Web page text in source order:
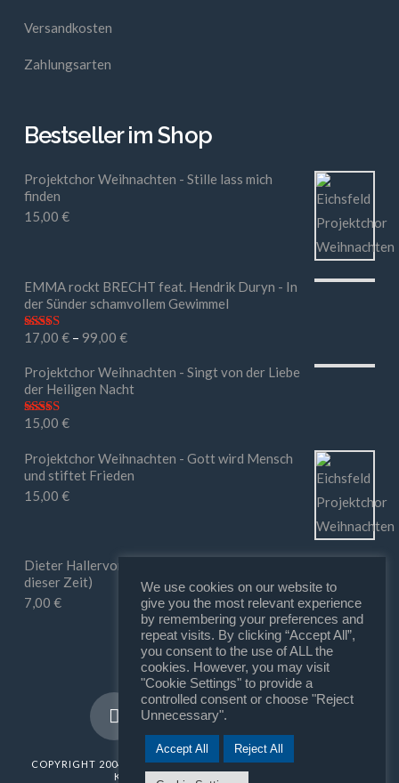
Versandkosten
Zahlungsarten
Bestseller im Shop
Projektchor Weihnachten - Stille lass mich
finden
15,00 €
EMMA rockt BRECHT feat. Hendrik Duryn - In
der Sünder schamvollem Gewimmel
Bewertet mit
17,00 €– 99,00 €
Projektchor Weihnachten - Singt von der Liebe
der Heiligen Nacht
Bewertet mit
15,00 €
Projektchor Weihnachten - Gott wird Mensch
und stiftet Frieden
15,00 €
Dieter Hallervorden - Ihr macht mir Mut (in
dieser Zeit)
7,00 €
COPYRIGHT 2004 - 2025SUNROCK///MATTHIAS MÜLLER | FILM
KOMPONIST | SOUND DESIGNER
We use cookies on our website to
give you the most relevant experience
by remembering your preferences and
repeat visits. By clicking “Accept All”,
you consent to the use of ALL the
cookies. However, you may visit
"Cookie Settings" to provide a
controlled consent or choose "Reject
Unnecessary".
Accept All Reject All